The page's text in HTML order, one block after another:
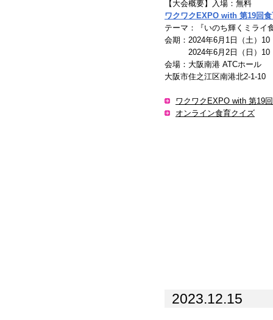
【大会概要】入場：無料
ワクワクEXPO with 第19回
テーマ：『いのち輝くミライ
会期：2024年6月1日（土）10
2024年6月2日（日）10
会場：大阪南港 ATCホール
大阪市住之江区南港北2-1-10
ワクワクEXPO with 第19
オンライン食育クイズ
2023.12.15